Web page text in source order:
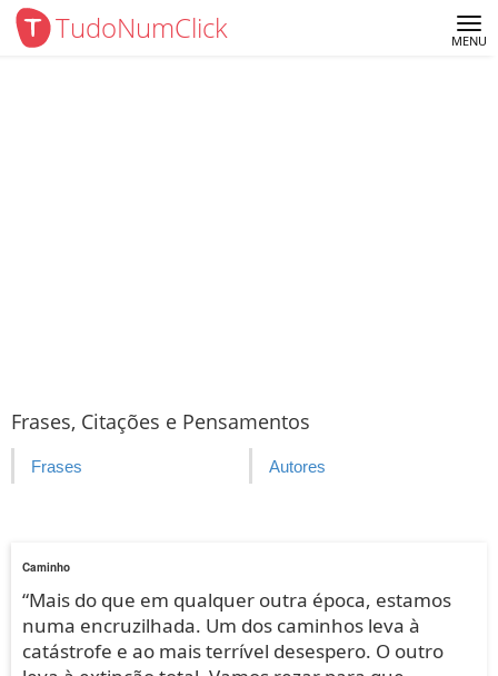
TudoNumClick MENU
Frases, Citações e Pensamentos
Frases Autores
Caminho
“Mais do que em qualquer outra época, estamos
numa encruzilhada. Um dos caminhos leva à
catástrofe e ao mais terrível desespero. O outro